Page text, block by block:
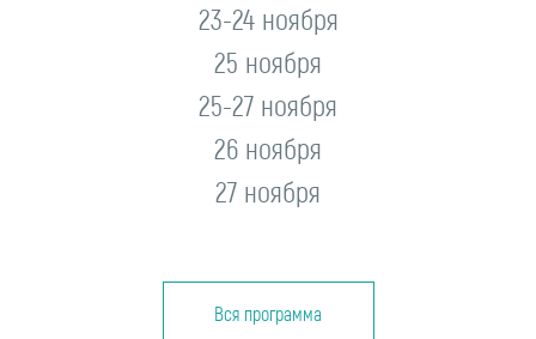
23-24 ноября
25 ноября
25-27 ноября
26 ноября
27 ноября
Вся программа